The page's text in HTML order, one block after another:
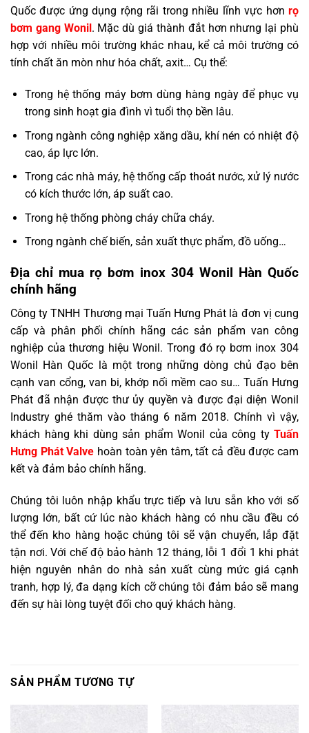
Quốc được ứng dụng rộng rãi trong nhiều lĩnh vực hơn rọ
bơm gang Wonil . Mặc dù giá thành đắt hơn nhưng lại phù
hợp với nhiều môi trường khác nhau, kể cả môi trường có
tính chất ăn mòn như hóa chất, axit… Cụ thể:
Trong hệ thống máy bơm dùng hàng ngày để phục vụ
trong sinh hoạt gia đình vì tuổi thọ bền lâu.
Trong ngành công nghiệp xăng dầu, khí nén có nhiệt độ
cao, áp lực lớn.
Trong các nhà máy, hệ thống cấp thoát nước, xử lý nước
có kích thước lớn, áp suất cao.
Trong hệ thống phòng cháy chữa cháy.
Trong ngành chế biến, sản xuất thực phẩm, đồ uống…
Địa chỉ mua rọ bơm inox 304 Wonil Hàn Quốc
chính hãng
Công ty TNHH Thương mại Tuấn Hưng Phát là đơn vị cung
cấp và phân phối chính hãng các sản phẩm van công
nghiệp của thương hiệu Wonil. Trong đó rọ bơm inox 304
Wonil Hàn Quốc là một trong những dòng chủ đạo bên
cạnh van cổng, van bi, khớp nối mềm cao su… Tuấn Hưng
Phát đã nhận được thư ủy quyền và được đại diện Wonil
Industry ghé thăm vào tháng 6 năm 2018. Chính vì vậy,
khách hàng khi dùng sản phẩm Wonil của công ty Tuấn
Hưng Phát Valve hoàn toàn yên tâm, tất cả đều được cam
kết và đảm bảo chính hãng.
Chúng tôi luôn nhập khẩu trực tiếp và lưu sẵn kho với số
lượng lớn, bất cứ lúc nào khách hàng có nhu cầu đều có
thể đến kho hàng hoặc chúng tôi sẽ vận chuyển, lắp đặt
tận nơi. Với chế độ bảo hành 12 tháng, lỗi 1 đổi 1 khi phát
hiện nguyên nhân do nhà sản xuất cùng mức giá cạnh
tranh, hợp lý, đa dạng kích cỡ chúng tôi đảm bảo sẽ mang
đến sự hài lòng tuyệt đối cho quý khách hàng.
SẢN PHẨM TƯƠNG TỰ